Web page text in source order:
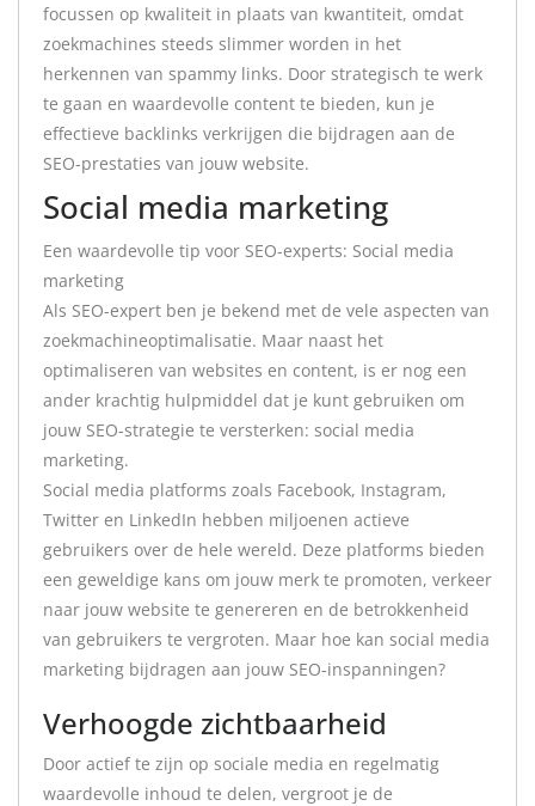
focussen op kwaliteit in plaats van kwantiteit, omdat
zoekmachines steeds slimmer worden in het
herkennen van spammy links. Door strategisch te werk
te gaan en waardevolle content te bieden, kun je
effectieve backlinks verkrijgen die bijdragen aan de
SEO-prestaties van jouw website.
Social media marketing
Een waardevolle tip voor SEO-experts: Social media
marketing
Als SEO-expert ben je bekend met de vele aspecten van
zoekmachineoptimalisatie. Maar naast het
optimaliseren van websites en content, is er nog een
ander krachtig hulpmiddel dat je kunt gebruiken om
jouw SEO-strategie te versterken: social media
marketing.
Social media platforms zoals Facebook, Instagram,
Twitter en LinkedIn hebben miljoenen actieve
gebruikers over de hele wereld. Deze platforms bieden
een geweldige kans om jouw merk te promoten, verkeer
naar jouw website te genereren en de betrokkenheid
van gebruikers te vergroten. Maar hoe kan social media
marketing bijdragen aan jouw SEO-inspanningen?
Verhoogde zichtbaarheid
Door actief te zijn op sociale media en regelmatig
waardevolle inhoud te delen, vergroot je de